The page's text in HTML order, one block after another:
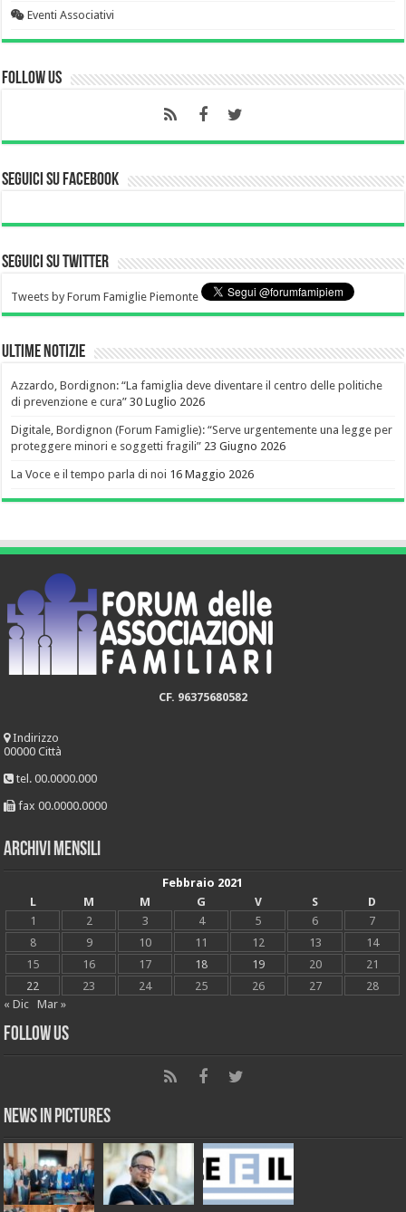
Eventi Associativi
Follow Us
Seguici su Facebook
Seguici su Twitter
Tweets by Forum Famiglie Piemonte
Ultime notizie
Azzardo, Bordignon: “La famiglia deve diventare il centro delle politiche
di prevenzione e cura” 30 Luglio 2026
Digitale, Bordignon (Forum Famiglie): “Serve urgentemente una legge per
proteggere minori e soggetti fragili” 23 Giugno 2026
La Voce e il tempo parla di noi 16 Maggio 2026
CF. 96375680582
Indirizzo
00000 Città
tel. 00.0000.000
fax 00.0000.0000
Archivi mensili
Febbraio 2021
L
M M G V S
D
1
2 3 4 5 6
7
8
9 10 11 12 13
14
15
16 17 18 19 20
21
22
23 24 25 26 27
28
« Dic
Mar »
Follow Us
News in Pictures